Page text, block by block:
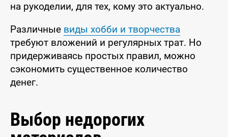
на рукоделии, для тех, кому это актуально.
Различные виды хобби и творчества
требуют вложений и регулярных трат. Но
придерживаясь простых правил, можно
сэкономить существенное количество
денег.
Выбор недорогих